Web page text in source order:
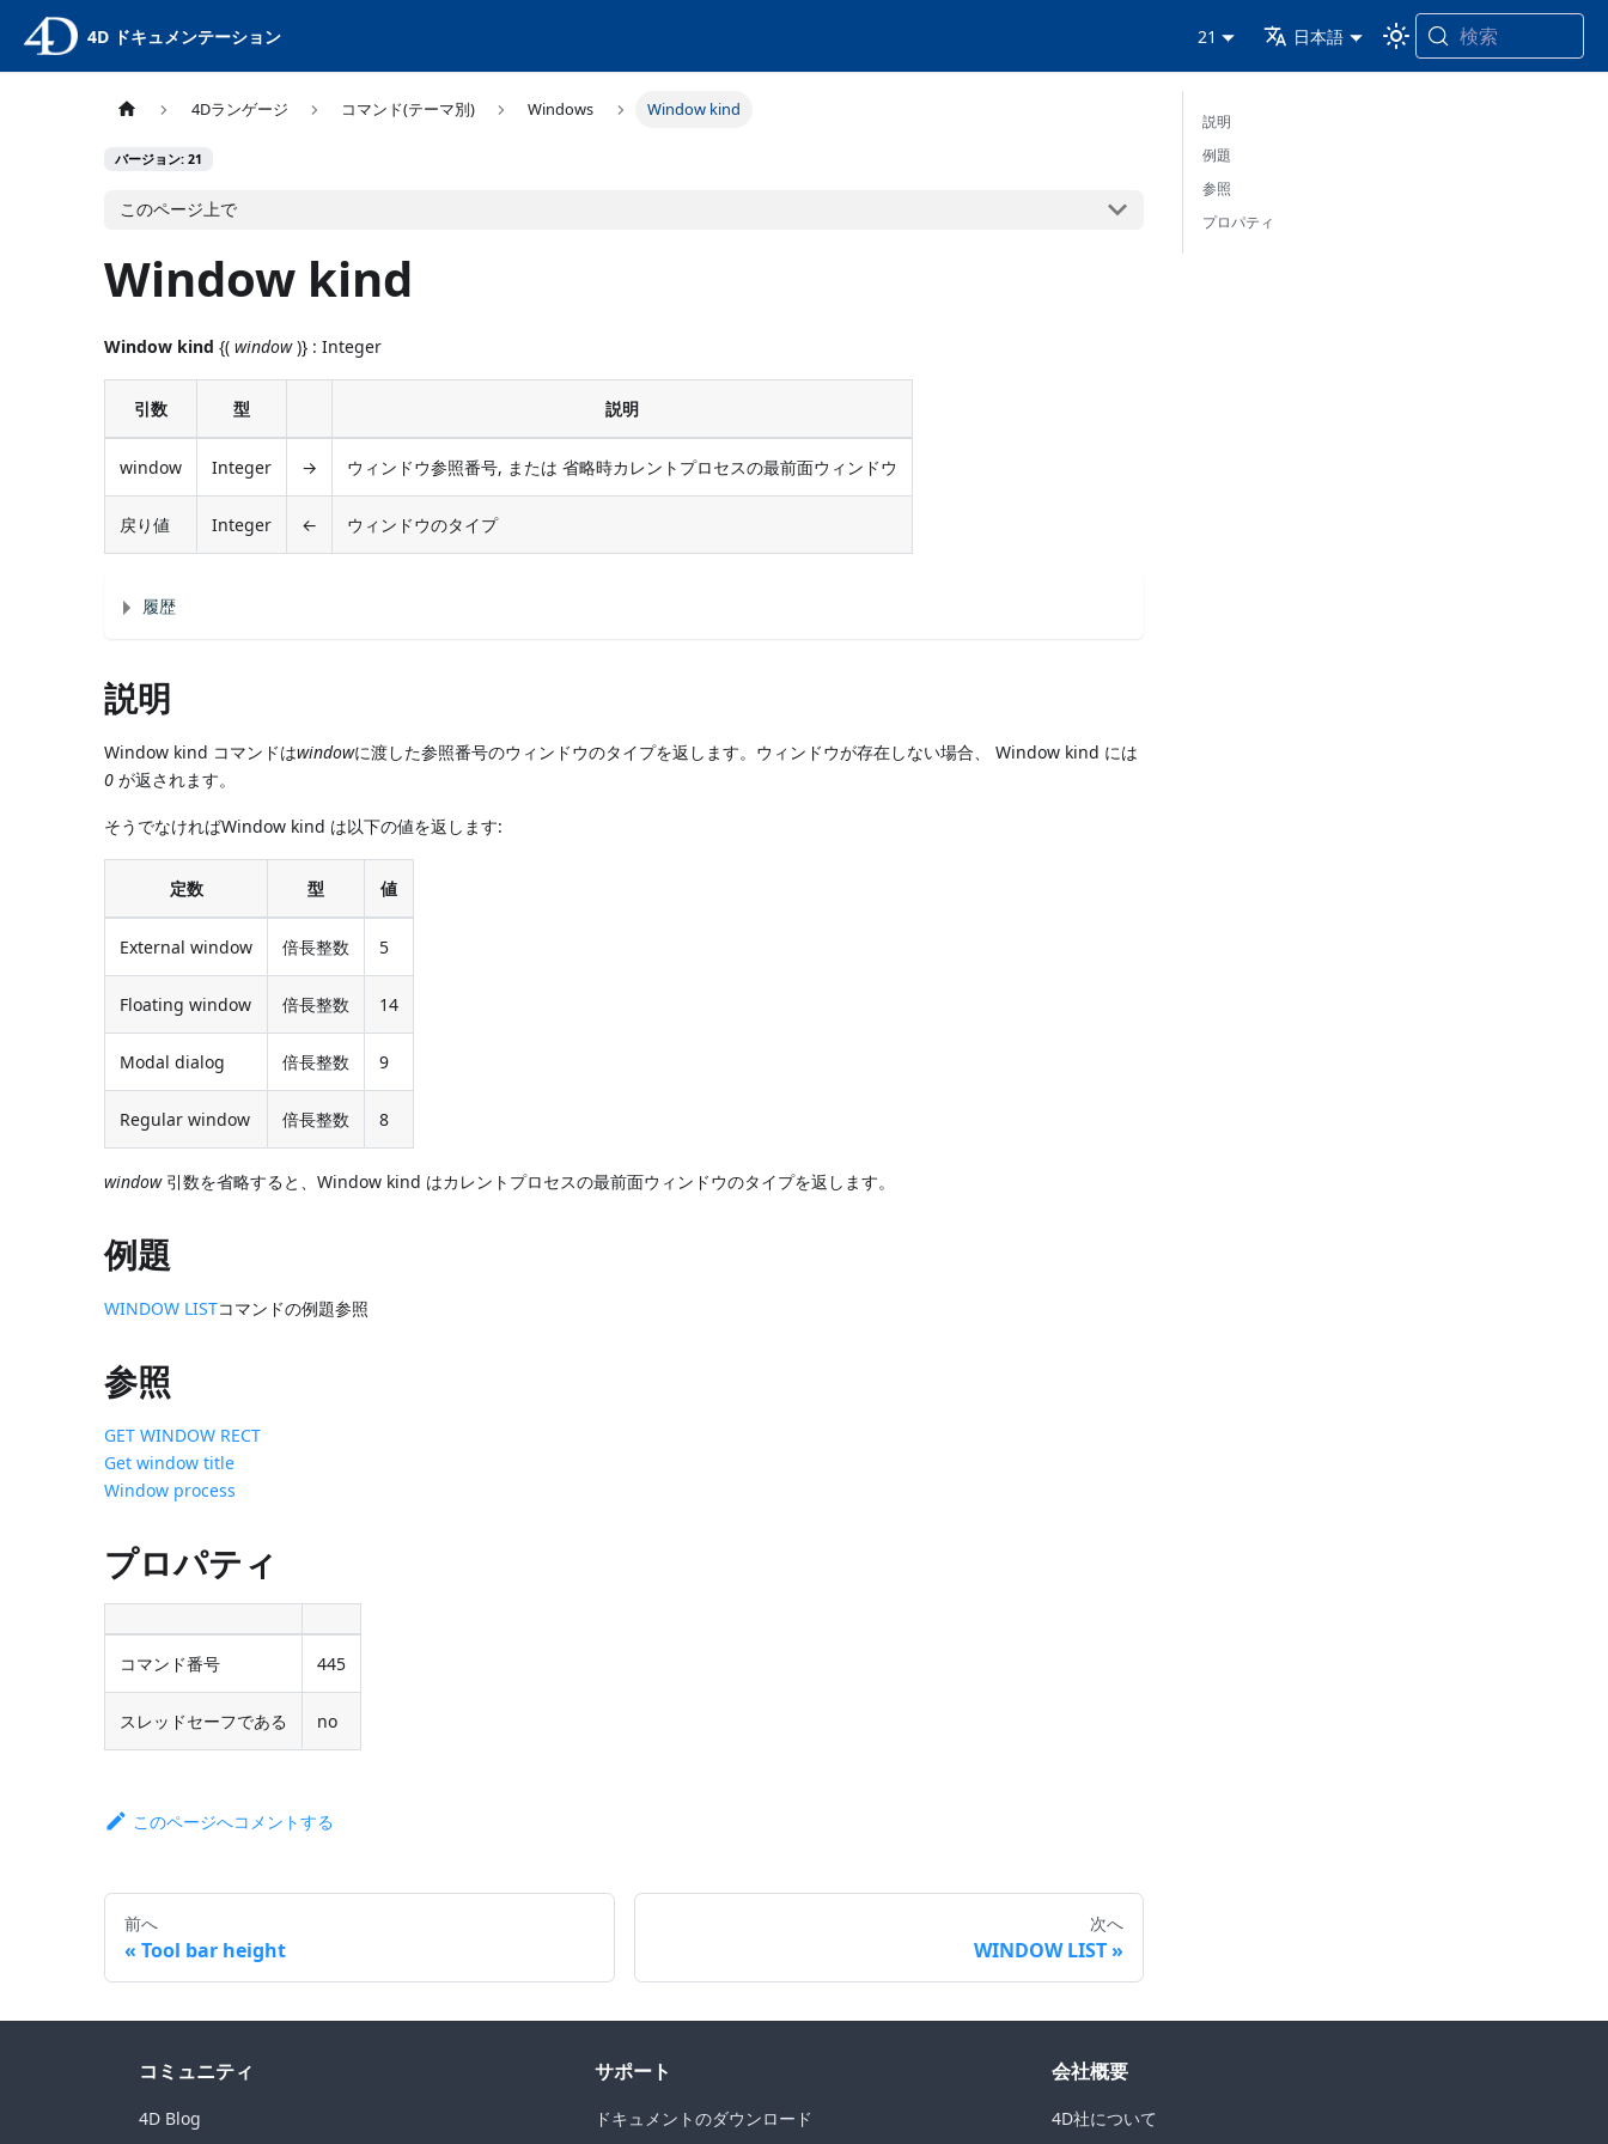
4D ドキュメンテーション 21 日本語 検索
4Dランゲージ コマンド(テーマ別) Windows Window kind
バージョン: 21
このページ上で
Window kind
Window kind {(window)} : Integer
引数 型 説明
window Integer → ウィンドウ参照番号, または 省略時カレントプロセスの最前面ウィンドウ
戻り値 Integer ← ウィンドウのタイプ
履歴
説明
Window kind コマンドはwindowに渡した参照番号のウィンドウのタイプを返します。ウィンドウが存在しない場合、 Window kind には
0 が返されます。
そうでなければWindow kind は以下の値を返します:
定数 型 値
External window 倍長整数 5
Floating window 倍長整数 14
Modal dialog 倍長整数 9
Regular window 倍長整数 8
window引数を省略すると、Window kind はカレントプロセスの最前面ウィンドウのタイプを返します。
例題
WINDOW LISTコマンドの例題参照
参照
GET WINDOW RECT
Get window title
Window process
プロパティ
コマンド番号 445
スレッドセーフである no
このページへコメントする
前へ
Tool bar height
次へ
WINDOW LIST
説明
例題
参照
プロパティ
コミュニティ
4D Blog
サポート
ドキュメントのダウンロード
会社概要
4D社について